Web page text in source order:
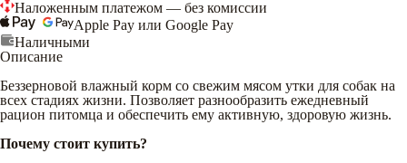
Наложенным платежом — без комиссии
Apple Pay или Google Pay
Наличными
Описание
Беззерновой влажный корм со свежим мясом утки для собак на
всех стадиях жизни. Позволяет разнообразить ежедневный
рацион питомца и обеспечить ему активную, здоровую жизнь.
Почему стоит купить?